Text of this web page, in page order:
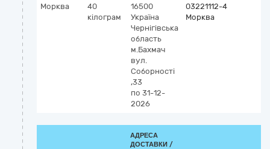
Морква
40
кілограм
16500
Україна
Чернігівська
область
м.Бахмач
вул.
Соборності
,33
по 31-12-
2026
03221112-4
Морква
АДРЕСА
ДОСТАВКИ /